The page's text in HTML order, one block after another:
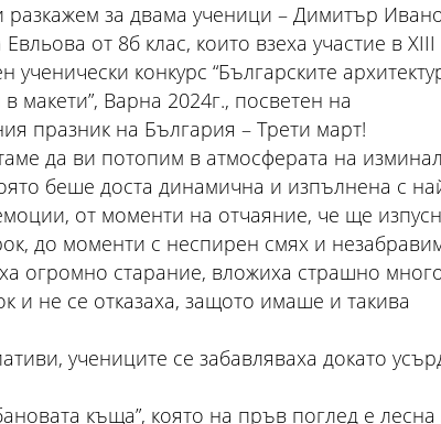
за двама ученици – Димитър
от 8б клас, които взеха участие в XIII
ученически конкурс “Българските
макети”, Варна 2024г., посветен на
празник на България – Трети март!
да ви потопим в атмосферата на
беше доста динамична и изпълнена с
от моменти на отчаяние, че ще
до моменти с неспирен смях и
огромно старание, вложиха страшно
и не се отказаха, защото имаше и такива
учениците се забавляваха докато
къща”, която на пръв поглед е лесна